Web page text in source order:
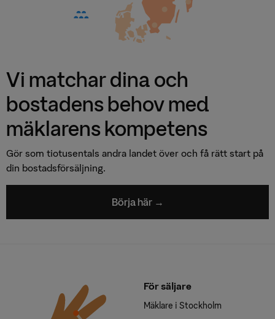
Vi matchar dina och
bostadens behov med
mäklarens kompetens
Gör som tiotusentals andra landet över och få rätt start på
din bostadsförsäljning.
Börja här →
För säljare
Mäklare i Stockholm